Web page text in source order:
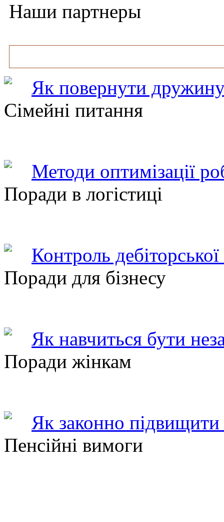
Наши партнеры
Як повернути
Сімейні питання
Методи оптимізації
Поради в логістиці
Контроль
Поради для бізнесу
Як навчиться бути
Поради жінкам
Як законно підвищити
Пенсійні вимоги